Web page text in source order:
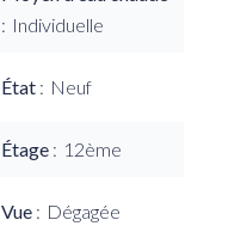
Individuelle
État Neuf
Étage 12ème
Vue Dégagée